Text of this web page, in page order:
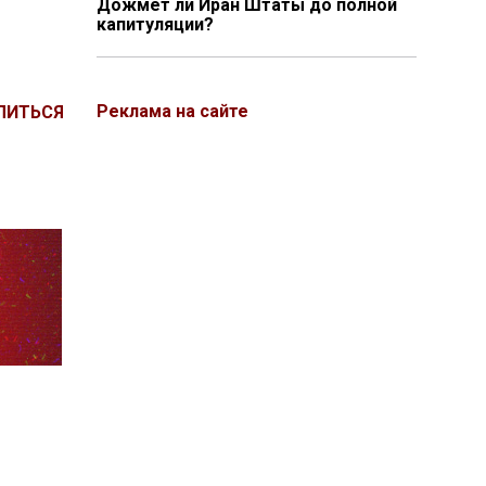
Дожмёт ли Иран Штаты до полной
капитуляции?
Реклама на сайте